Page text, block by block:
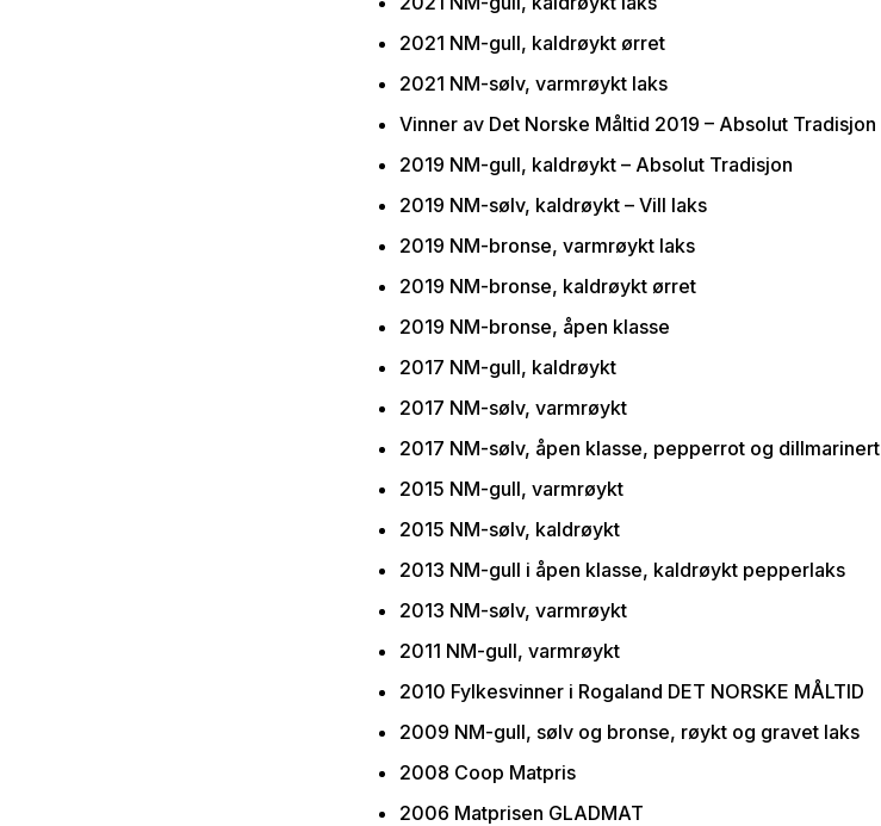
2021 NM-gull, kaldrøykt ørret
2021 NM-sølv, varmrøykt laks
Vinner av Det Norske Måltid 2019 – Absolut Tradisjon
2019 NM-gull, kaldrøykt – Absolut Tradisjon
2019 NM-sølv, kaldrøykt – Vill laks
2019 NM-bronse, varmrøykt laks
2019 NM-bronse, kaldrøykt ørret
2019 NM-bronse, åpen klasse
2017 NM-gull, kaldrøykt
2017 NM-sølv, varmrøykt
2017 NM-sølv, åpen klasse, pepperrot og dillmarinert
2015 NM-gull, varmrøykt
2015 NM-sølv, kaldrøykt
2013 NM-gull i åpen klasse, kaldrøykt pepperlaks
2013 NM-sølv, varmrøykt
2011 NM-gull, varmrøykt
2010 Fylkesvinner i Rogaland DET NORSKE MÅLTID
2009 NM-gull, sølv og bronse, røykt og gravet laks
2008 Coop Matpris
2006 Matprisen GLADMAT